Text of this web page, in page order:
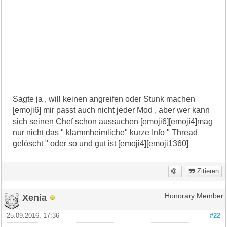
Sagte ja , will keinen angreifen oder Stunk machen
[emoji6] mir passt auch nicht jeder Mod , aber wer kann
sich seinen Chef schon aussuchen [emoji6][emoji4]mag
nur nicht das " klammheimliche" kurze Info " Thread
gelöscht " oder so und gut ist [emoji4][emoji1360]
Zitieren
Xenia Honorary Member
#22
25.09.2016, 17:36